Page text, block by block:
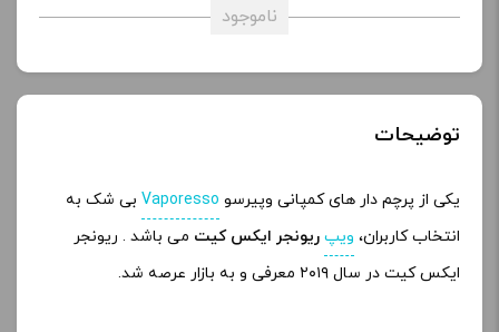
ناموجود
توضیحات
یکی از پرچم دار های کمپانی وپیرسو Vaporesso بی شک به
انتخاب کاربران، ویپ ریونجر ایکس کیت می باشد . ریونجر
ایکس کیت در سال ۲۰۱۹ معرفی و به بازار عرصه شد.